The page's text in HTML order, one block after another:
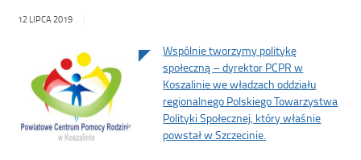
12 LIPCA 2019
Wspólnie tworzymy politykę
społeczną – dyrektor PCPR w
Koszalinie we władzach oddziału
regionalnego Polskiego Towarzystwa
Polityki Społecznej, który właśnie
powstał w Szczecinie.